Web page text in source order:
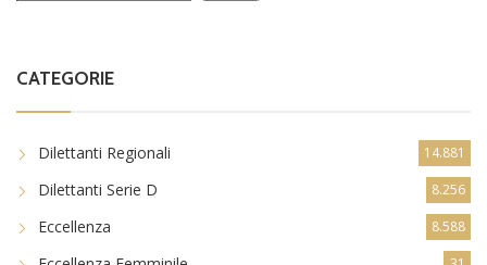
CATEGORIE
Dilettanti Regionali 14.881
Dilettanti Serie D 8.256
Eccellenza 8.588